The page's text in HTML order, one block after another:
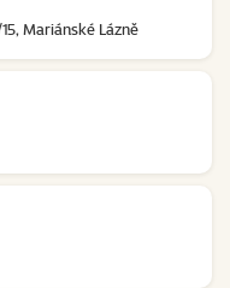
Mariánské Lázně